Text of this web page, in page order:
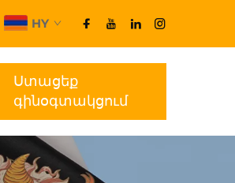
HY
Ստացեք
գինօգտակցում